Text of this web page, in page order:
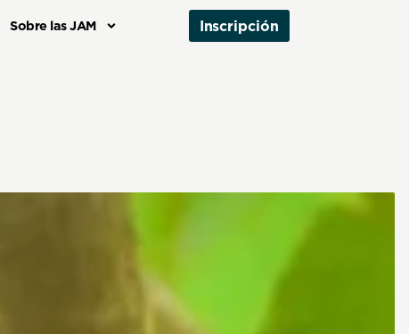
Sobre las JAM Inscripción